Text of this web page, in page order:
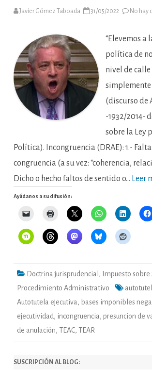
Javier Gómez Taboada 31/05/2022 No hay
“Elevemos a
política de
nivel de calle
simplemente
(discurso de
-1932/2014-
sobre la Ley
Política). Incongruencia (DRAE): 1.-
congruencia (a su vez: “coherencia,
Dicho o hecho faltos de sentido o… Leer
Ayúdanos a su difusión:
Doctrina jurisprudencial , Impuesto sobre
Procedimiento Administrativo
Autotutela ejecutiva , bases imponibles
ejecutividad , incongruencia , presuncion de
de anulación, TEAC, TEAR
SUSCRIPCIÓN AL BLOG: